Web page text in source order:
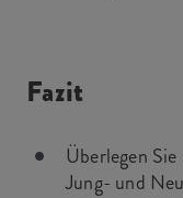
Fazit
Überlegen
Jung- und